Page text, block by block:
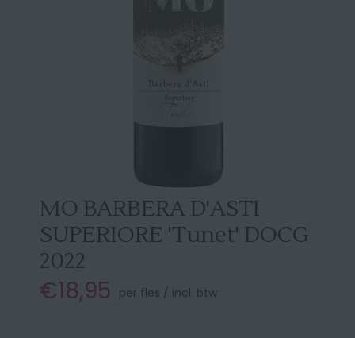
MO BARBERA D'ASTI
SUPERIORE 'Tunet' DOCG
2022
€18,95 per fles / incl. btw